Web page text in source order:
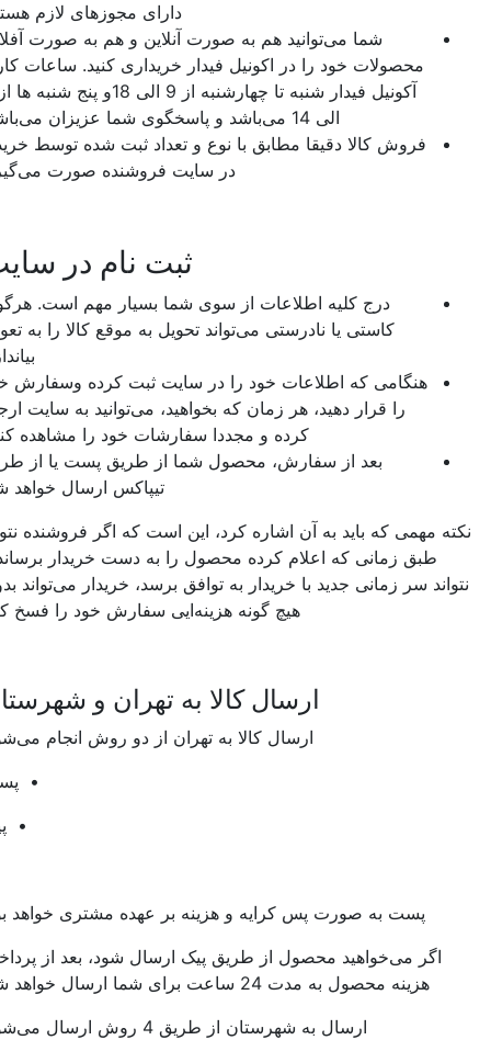
دارای مجوزهای لازم هستند.
شما می‌توانید هم به صورت آنلاین و هم به صورت آفلاین
محصولات خود را در اکونیل فیدار خریداری کنید. ساعات کاری
آکونیل فیدار شنبه تا چهارشنبه از 9 الی 18و پنج شنبه ها از 9
فروش کالا دقیقا مطابق با نوع و تعداد ثبت شده توسط خریدار
در سایت فروشنده صورت می‌گیرد.
ثبت نام در سایت
درج کلیه اطلاعات از سوی شما بسیار مهم است. هرگونه
کاستی یا نادرستی می‌تواند تحویل به موقع کالا را به تعویق
بیاندازد.
هنگامی که اطلاعات خود را در سایت ثبت کرده وسفارش خود
را قرار دهید، هر زمان که بخواهید، می‌توانید به سایت ارجاع
کرده و مجددا سفارشات خود را مشاهده کنید.
بعد از سفارش، محصول شما از طریق پست یا از طریق
تیپاکس ارسال خواهد شد.
مهمی که باید به آن اشاره کرد، این است که اگر فروشنده نتواند
طبق زمانی که اعلام کرده محصول را به دست خریدار برساند و
سر زمانی جدید با خریدار به توافق برسد، خریدار می‌تواند بدون
هیچ گونه هزینه‌ایی سفارش خود را فسخ کند.
ارسال کالا به تهران و شهرستان
ارسال کالا به تهران از دو روش انجام می‌شود:
• پست
• پیک
پست به صورت پس کرایه و هزینه بر عهده مشتری خواهد بود.
اگر می‌خواهید محصول از طریق پیک ارسال شود، بعد از پرداخت
هزینه محصول به مدت 24 ساعت برای شما ارسال خواهد شد.
ارسال به شهرستان از طریق 4 روش ارسال می‌شود: